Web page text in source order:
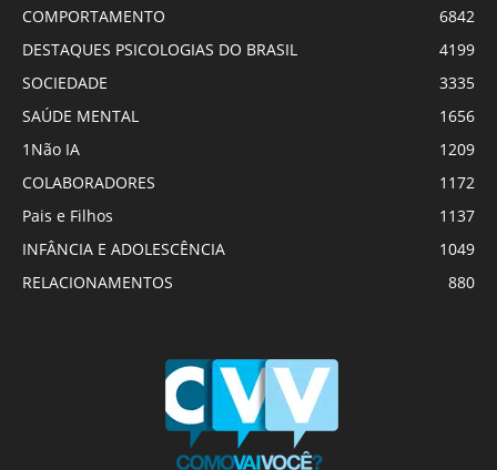
COMPORTAMENTO
6842
DESTAQUES PSICOLOGIAS DO BRASIL
4199
SOCIEDADE
3335
SAÚDE MENTAL
1656
1Não IA
1209
COLABORADORES
1172
Pais e Filhos
1137
INFÂNCIA E ADOLESCÊNCIA
1049
RELACIONAMENTOS
880